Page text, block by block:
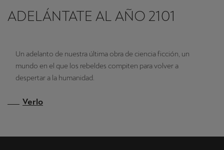
ADELÁNTATE AL AÑO 2101
Un adelanto de nuestra última obra de ciencia ficción, un
mundo en el que los rebeldes compiten para volver a
despertar a la humanidad.
Verlo